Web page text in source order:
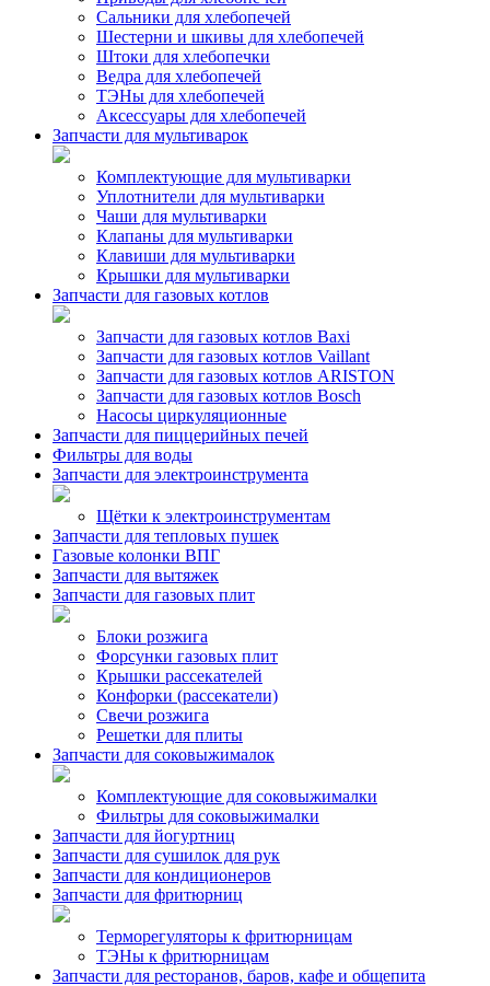
Сальники для хлебопечей
Шестерни и шкивы для хлебопечей
Штоки для хлебопечки
Ведра для хлебопечей
ТЭНы для хлебопечей
Аксессуары для хлебопечей
Запчасти для мультиварок
Комплектующие для мультиварки
Уплотнители для мультиварки
Чаши для мультиварки
Клапаны для мультиварки
Клавиши для мультиварки
Крышки для мультиварки
Запчасти для газовых котлов
Запчасти для газовых котлов Baxi
Запчасти для газовых котлов Vaillant
Запчасти для газовых котлов ARISTON
Запчасти для газовых котлов Bosch
Насосы циркуляционные
Запчасти для пиццерийных печей
Фильтры для воды
Запчасти для электроинструмента
Щётки к электроинструментам
Запчасти для тепловых пушек
Газовые колонки ВПГ
Запчасти для вытяжек
Запчасти для газовых плит
Блоки розжига
Форсунки газовых плит
Крышки рассекателей
Конфорки (рассекатели)
Свечи розжига
Решетки для плиты
Запчасти для соковыжималок
Комплектующие для соковыжималки
Фильтры для соковыжималки
Запчасти для йогуртниц
Запчасти для сушилок для рук
Запчасти для кондиционеров
Запчасти для фритюрниц
Терморегуляторы к фритюрницам
ТЭНы к фритюрницам
Запчасти для ресторанов, баров, кафе и общепита